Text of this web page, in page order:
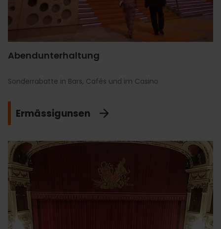
Abendunterhaltung
Sonderrabatte in Bars, Cafés und im Casino
Ermässigunsen